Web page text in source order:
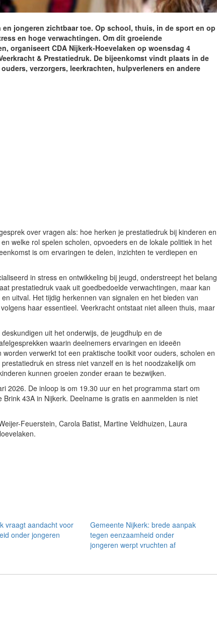
jongeren zichtbaar toe. Op school, thuis, in de sport en op
en hoge verwachtingen. Om dit groeiende
organiseert CDA Nijkerk-Hoevelaken op woensdag 4
& Prestatiedruk. De bijeenkomst vindt plaats in de
verzorgers, leerkrachten, hulpverleners en andere
over vragen als: hoe herken je prestatiedruk bij kinderen en
welke rol spelen scholen, opvoeders en de lokale politiek in het
is om ervaringen te delen, inzichten te verdiepen en
in stress en ontwikkeling bij jeugd, onderstreept het belang
prestatiedruk vaak uit goedbedoelde verwachtingen, maar kan
uitval. Het tijdig herkennen van signalen en het bieden van
haar essentieel. Veerkracht ontstaat niet alleen thuis, maar
uit het onderwijs, de jeugdhulp en de
waarin deelnemers ervaringen en ideeën
verwerkt tot een praktische toolkit voor ouders, scholen en
en stress niet vanzelf en is het noodzakelijk om
kunnen groeien zonder eraan te bezwijken.
2026. De inloop is om 19.30 uur en het programma start om
43A in Nijkerk. Deelname is gratis en aanmelden is niet
Feuerstein, Carola Batist, Martine Veldhuizen, Laura
vraagt aandacht voor
onder jongeren
Gemeente Nijkerk: brede aanpak
tegen eenzaamheid onder
jongeren werpt vruchten af